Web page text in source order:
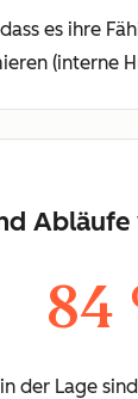
es ihre
(interne
84
der Lage